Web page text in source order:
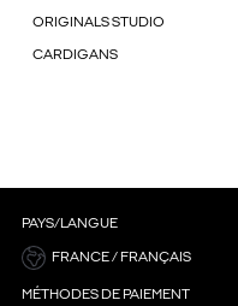
ORIGINALS STUDIO
CARDIGANS
PAYS/LANGUE
FRANCE / FRANÇAIS
MÉTHODES DE PAIEMENT